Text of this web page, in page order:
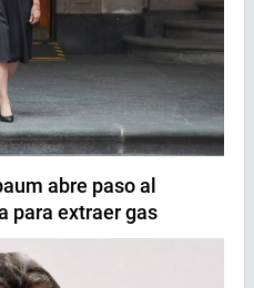
abre paso al
para extraer gas